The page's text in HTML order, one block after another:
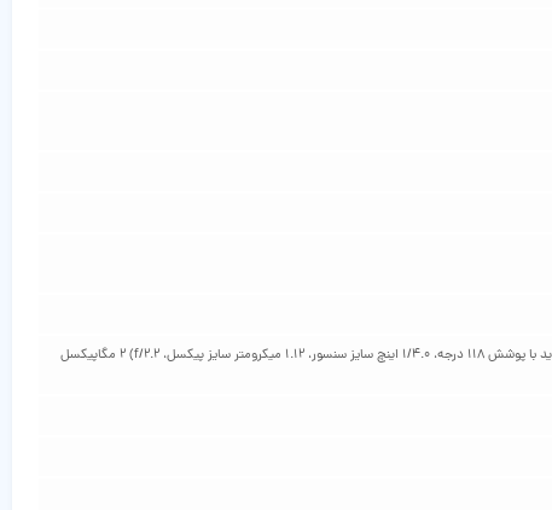
64 مگاپیکسل (لنز واید 26 میلی‌متری، فوکوس خودکار با تشخیص فاز، 1/1.97 اینچ سایز سنسور، 0.7 میکرومتر سایز پیکسل، f/1.8) 8 مگاپیکسل (لنز اولتراواید با پوشش 118 درجه، 1/4.0 اینچ سایز سنسور، 1.12 میکرومتر سایز پیکسل، f/2.2) 2 مگاپیکسل